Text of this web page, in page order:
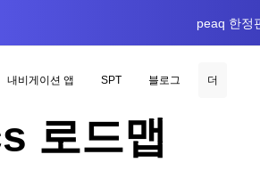
peaq 한정
내비게이션 앱 SPT 블로그 더
로드맵